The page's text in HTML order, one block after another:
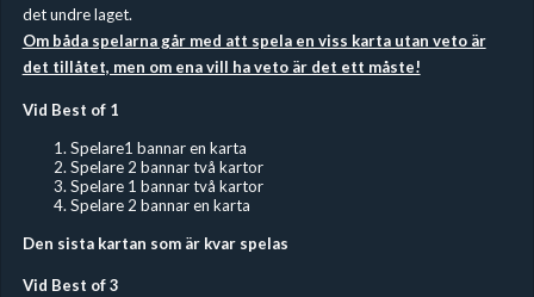
det undre laget.
Om båda spelarna går med att spela en viss karta utan veto är
det tillåtet, men om ena vill ha veto är det ett måste!
Vid Best of 1
Spelare1 bannar en karta
Spelare 2 bannar två kartor
Spelare 1 bannar två kartor
Spelare 2 bannar en karta
Den sista kartan som är kvar spelas
Vid Best of 3